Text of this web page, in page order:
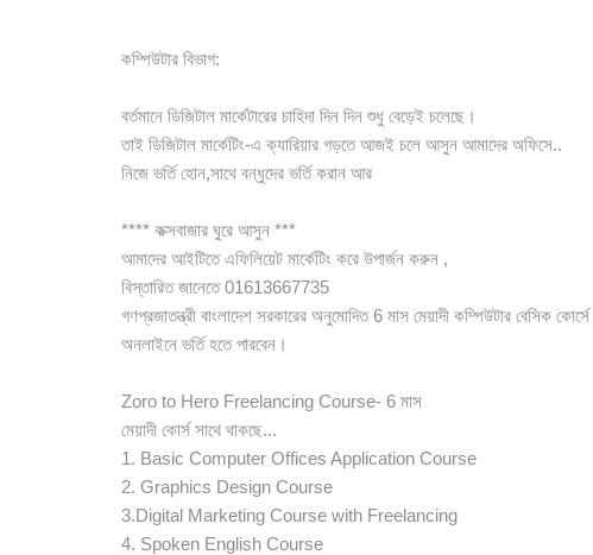
কম্পিউটার বিভাগ:
বর্তমানে ডিজিটাল মার্কেটারের চাহিদা দিন দিন শুধু বেড়েই চলেছে।
তাই ডিজিটাল মার্কেটিং-এ ক্যারিয়ার গড়তে আজই চলে আসুন আমাদের অফিসে..
নিজে ভর্তি হোন,সাথে বন্ধুদের ভর্তি করান আর
**** কক্সবাজার ঘুরে আসুন ***
আমাদের আইটিতে এফিলিয়েট মার্কেটিং করে উপার্জন করুন ,
বিস্তারিত জানেতে 01613667735
গণপ্রজাতন্ত্রী বাংলাদেশ সরকারের অনুমোদিত 6 মাস মেয়াদী কম্পিউটার বেসিক
অনলাইনে ভর্তি হতে পারবেন।
Zoro to Hero Freelancing Course- 6 মাস
মেয়াদী কোর্স সাথে থাকছে...
1. Basic Computer Offices Application Course
2. Graphics Design Course
3.Digital Marketing Course with Freelancing
4. Spoken English Course